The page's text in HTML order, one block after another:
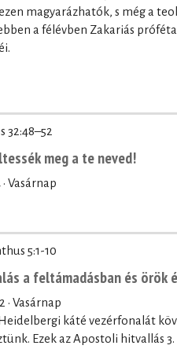
magyarázhatók, s még a
a félévben Zakariás
32:48–52
meg a te neved!
· Vasárnap
5:1-10
a feltámadásban és örök
· Vasárnap
káté vezérfonalát
Ezek az Apostoli hitvallás